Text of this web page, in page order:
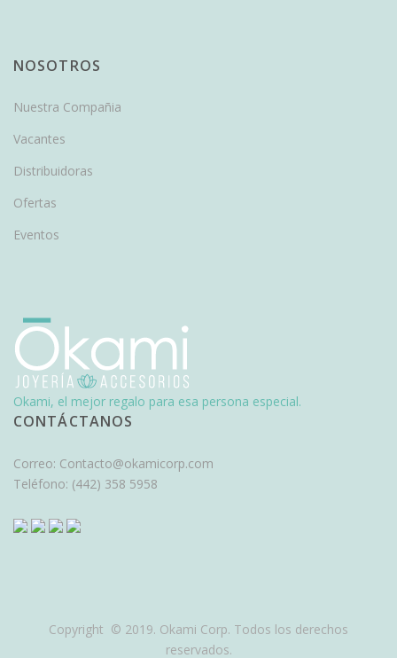
NOSOTROS
Nuestra Compañia
Vacantes
Distribuidoras
Ofertas
Eventos
Okami, el mejor regalo para esa persona especial.
CONTÁCTANOS
Correo: Contacto@okamicorp.com
Teléfono: (442) 358 5958
Copyright © 2019. Okami Corp. Todos los derechos
reservados.